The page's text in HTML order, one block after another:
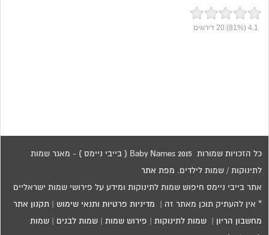
4.1
(81%)
20 דירוגים
כל הזכויות שמורות 2015 Baby Names ( בייבי ניימס ) - מאגר שמות
לתינוקות / שמות לילדים. מפת אתר
אתר בייבי ניימס חיפוש שמות לתינוקות ומידע על פירושי שמות ישראליים
* אין להעתיק תוכן מאתר זה | מדיניות פרטיות ותנאי שימוש תקנון אתר
מחשבון הריון |שמות לתינוקות פירוש שמות |שמות לבנים |שמות